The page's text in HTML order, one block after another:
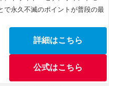
で永久不滅のポイントが普段の最
詳細はこちら
公式はこちら